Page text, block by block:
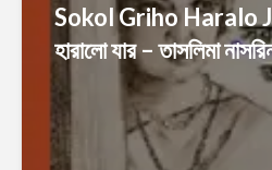
Sokol Griho Haralo
হারালো যার – তাসলিমা